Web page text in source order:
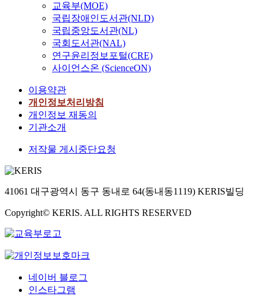
교육부(MOE)
국립장애인도서관(NLD)
국립중앙도서관(NL)
국회도서관(NAL)
연구윤리정보포털(CRE)
사이언스온 (ScienceON)
이용약관
개인정보처리방침
개인정보 재동의
기관소개
저작물 게시중단요청
41061 대구광역시 동구 동내로 64(동내동1119) KERIS빌딩
Copyright© KERIS. ALL RIGHTS RESERVED
네이버 블로그
인스타그램